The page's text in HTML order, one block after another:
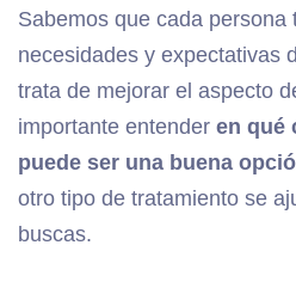
Sabemos que cada persona
necesidades y expectativas
trata de mejorar el aspecto
importante entender en qué
puede ser una buena
otro tipo de tratamiento se
buscas.